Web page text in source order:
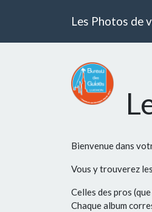
Les Photos de
Bienvenue dans
Vous y trouverez
Celles des pros
Chaque album